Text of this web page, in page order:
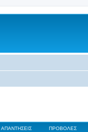
ΑΠΑΝΤΉΣΕΙΣ ΠΡΟΒΟΛΈΣ